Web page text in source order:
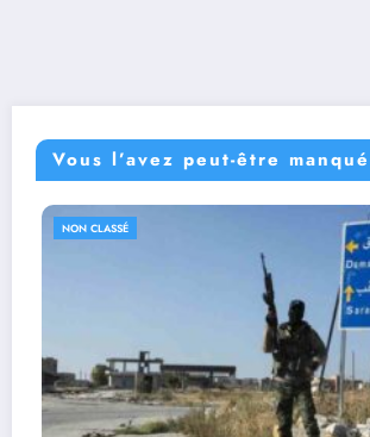
Vous l’avez peut-être manqué
NON CLASSÉ